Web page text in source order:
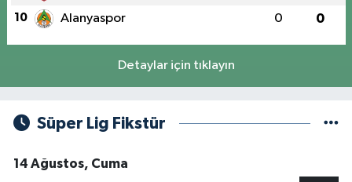
10 Alanyaspor 0 0
Detaylar için tıklayın
Süper Lig Fikstür
14 Ağustos, Cuma